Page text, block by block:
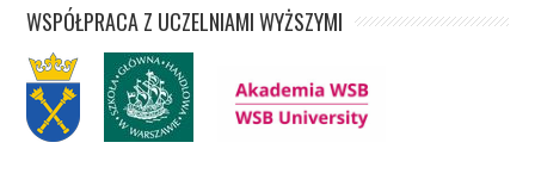
WSPÓŁPRACA Z UCZELNIAMI WYŻSZYMI